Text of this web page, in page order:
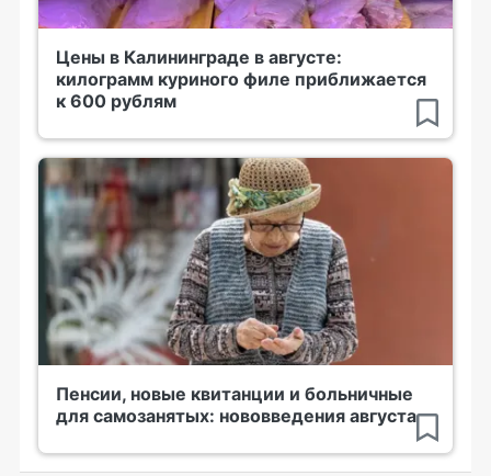
Цены в Калининграде в августе:
килограмм куриного филе приближается
к 600 рублям
Пенсии, новые квитанции и больничные
для самозанятых: нововведения августа